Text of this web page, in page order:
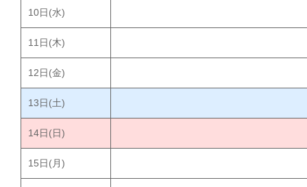
10日(水)
11 日(木)
12日(金)
13日(土)
14日(日)
15日(月)